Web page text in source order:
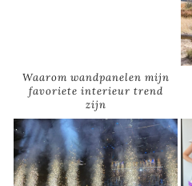
Waarom wandpanelen mijn
favoriete interieur trend
zijn